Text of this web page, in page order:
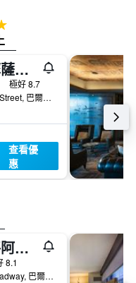
巴爾的摩薩加摩爾潘德里飯店
極好 8.7
1715 Thames Street, 巴爾的摩, MD, 美國
查看優
惠
菲爾上將阿桑德連鎖酒店 - 巴爾的摩
8.1
888 South Broadway, 巴爾的摩, MD, 美國